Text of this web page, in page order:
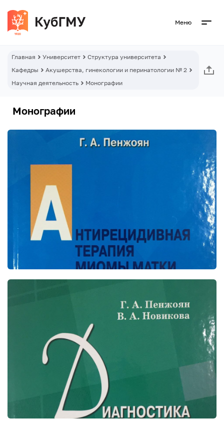
Меню
Главная Университет
Структура университета
Кафедры
Акушерства, гинекологии и перинатологии № 2
Научная деятельность
Монографии
Монографии